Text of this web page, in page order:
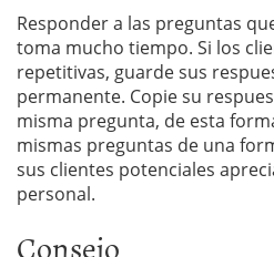
Responder a las preguntas
toma mucho tiempo. Si los
repetitivas, guarde sus
permanente. Copie su
misma pregunta, de esta
mismas preguntas de una
sus clientes potenciales
personal.
Consejo